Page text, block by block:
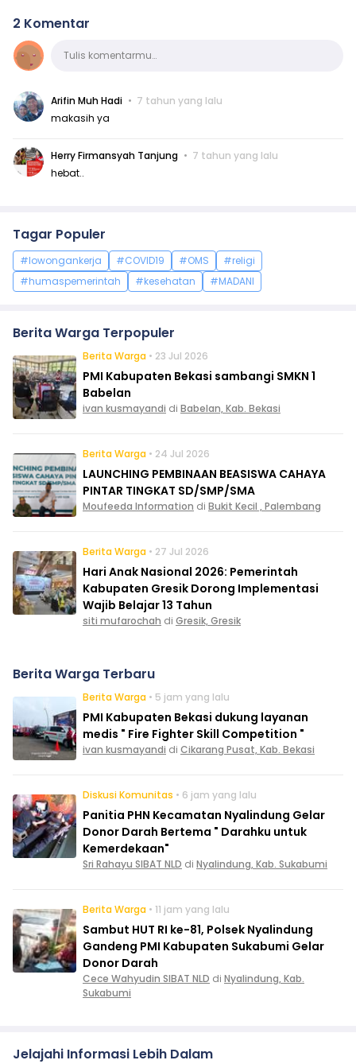
2 Komentar
KomentarTulis komentarmu…
Arifin Muh Hadi
7 tahun yang lalu
makasih ya
Herry Firmansyah Tanjung
7 tahun yang lalu
hebat..
Tagar Populer
#lowongankerja #COVID19 #OMS
#religi
#humaspemerintah
#kesehatan #MADANI
Berita Warga Terpopuler
Berita Warga • 23 Jul 2026
PMI Kabupaten Bekasi sambangi SMKN 1
Babelan
ivan kusmayandi di Babelan, Kab. Bekasi
Berita Warga • 24 Jul 2026
LAUNCHING PEMBINAAN BEASISWA CAHAYA
PINTAR TINGKAT SD/SMP/SMA
Moufeeda Information di Bukit Kecil , Palembang
Berita Warga • 27 Jul 2026
Hari Anak Nasional 2026: Pemerintah
Kabupaten Gresik Dorong Implementasi
Wajib Belajar 13 Tahun
siti mufarochah di Gresik, Gresik
Berita Warga Terbaru
Berita Warga • 5 jam yang lalu
PMI Kabupaten Bekasi dukung layanan
medis " Fire Fighter Skill Competition "
ivan kusmayandi di Cikarang Pusat, Kab. Bekasi
Diskusi Komunitas • 6 jam yang lalu
Panitia PHN Kecamatan Nyalindung Gelar
Donor Darah Bertema " Darahku untuk
Kemerdekaan"
Sri Rahayu SIBAT NLD di Nyalindung, Kab. Sukabumi
Berita Warga • 11 jam yang lalu
Sambut HUT RI ke-81, Polsek Nyalindung
Gandeng PMI Kabupaten Sukabumi Gelar
Donor Darah
Cece Wahyudin SIBAT NLD di Nyalindung, Kab.
Sukabumi
Jelajahi Informasi Lebih Dalam